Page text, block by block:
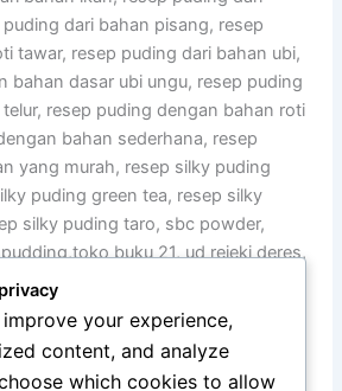
Pudding Powder Harga eceran
your experience,
content, and analyze
which cookies to allow